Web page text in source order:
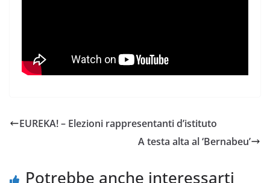
EUREKA! – Elezioni rappresentanti d’istituto
A testa alta al ‘Bernabeu’
Potrebbe anche interessarti